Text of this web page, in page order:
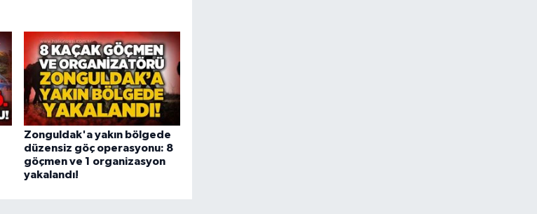
Zonguldak'a yakın bölgede
düzensiz göç operasyonu: 8
göçmen ve 1 organizasyon
yakalandı!